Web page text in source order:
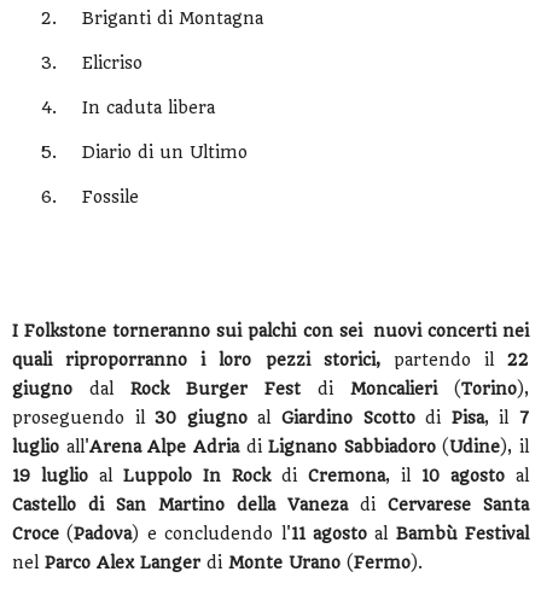
2. Briganti di Montagna
3. Elicriso
4. In caduta libera
5. Diario di un Ultimo
6. Fossile
I Folkstone torneranno sui palchi con sei nuovi concerti nei
quali riproporranno i loro pezzi storici,partendo il 22
giugno dal Rock Burger Fest di Moncalieri (Torino),
proseguendo il30 giugnoalGiardino Scottodi Pisa, il7
luglio all'Arena Alpe Adria diLignano Sabbiadoro(Udine), il
19 luglio al Luppolo In Rockdi Cremona, il 10 agosto al
Castello di San Martino della Vanezadi Cervarese Santa
Croce (Padova) e concludendo l'11 agostoal Bambù Festival
nel Parco Alex Langer di Monte Urano (Fermo).